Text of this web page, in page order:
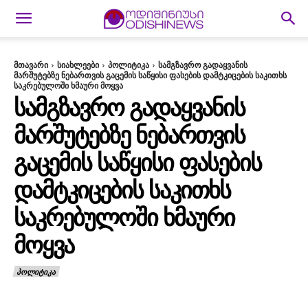
მთავარი სიახლეები პოლიტიკა
სამგზავრო გადაყვანის
მარშუტებზე ნებართვის გაცემის საწყისი ფასების დამტკიცების საკითხს
საკრებულოში ხმაური მოყვა
ᲡᲐᲛᲒᲖᲐᲕᲠᲝ ᲒᲐᲓᲐᲧᲕᲐᲜᲘᲡ
ᲛᲐᲠᲨᲣᲢᲔᲑᲖᲔ ᲜᲔᲑᲐᲠᲗᲕᲘᲡ
ᲒᲐᲪᲔᲛᲘᲡ ᲡᲐᲬᲧᲘᲡᲘ ᲤᲐᲡᲔᲑᲘᲡ
ᲓᲐᲛᲢᲙᲘᲪᲔᲑᲘᲡ ᲡᲐᲙᲘᲗᲮᲡ
ᲡᲐᲙᲠᲔᲑᲣᲚᲝᲨᲘ ᲮᲛᲐᲣᲠᲘ
ᲛᲝᲧᲕᲐ
ᲞᲝᲚᲘᲢᲘᲙᲐ